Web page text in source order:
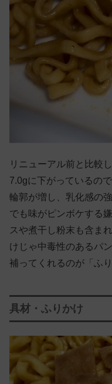
リニューアル前と比較
7.0gに下がっているの
輪郭が増し、乳化感の
でも味がピンボケする
スや煮干し粉末も含ま
けじゃ中毒性のあるパ
補ってくれるのが「ふ
具材・ふりかけ